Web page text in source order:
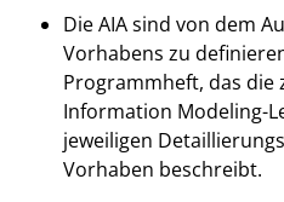
Die AIA sind von dem
Vorhabens zu
Programmheft, das
Information Modeling-
jeweiligen
Vorhaben beschreibt.